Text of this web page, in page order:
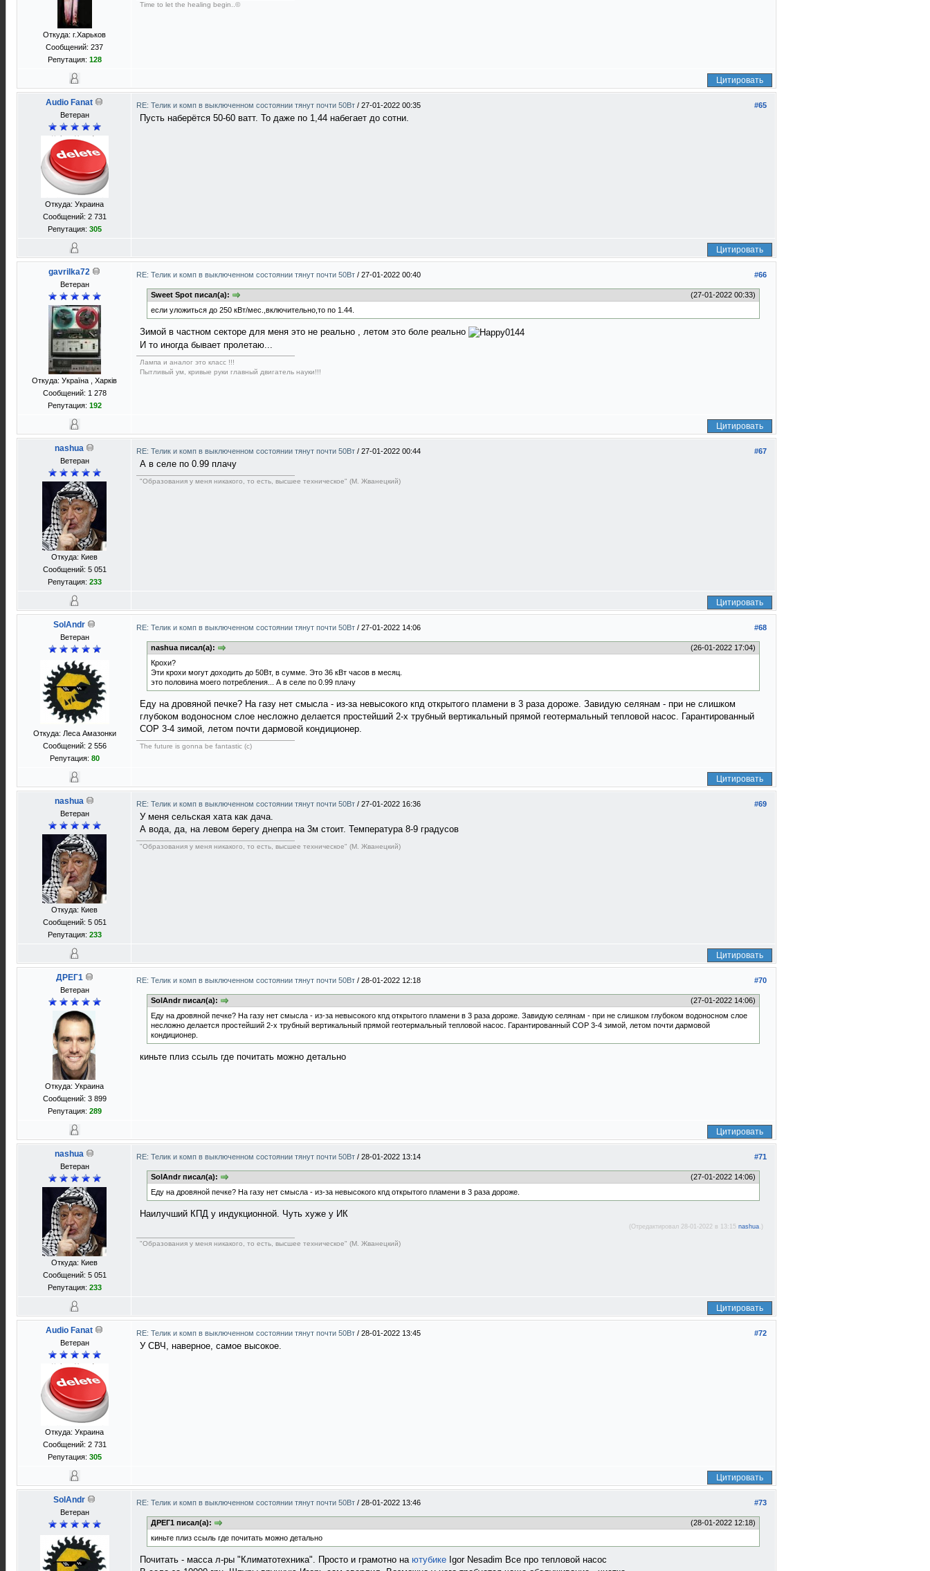
Откуда: г.Харьков
Сообщений: 237
Репутация: 128
Time to let the healing begin..©
Цитировать
Audio Fanat
Ветеран
Откуда: Украина
Сообщений: 2 731
Репутация: 305
#65
RE: Телик и комп в выключенном состоянии тянут почти 50Вт / 27-01-2022 00:35
Пусть наберётся 50-60 ватт. То даже по 1,44 набегает до сотни.
Цитировать
gavrilka72
Ветеран
Откуда: Україна , Харків
Сообщений: 1 278
Репутация: 192
#66
RE: Телик и комп в выключенном состоянии тянут почти 50Вт / 27-01-2022 00:40
(27-01-2022 00:33)
Sweet Spot писал(а):
если уложиться до 250 кВт/мес.,включительно,то по 1.44.
Зимой в частном секторе для меня это не реально , летом это боле реально
И то иногда бывает пролетаю...
Лампа и аналог это класс !!!
Пытливый ум, кривые руки главный двигатель науки!!!
Цитировать
nashua
Ветеран
Откуда: Киев
Сообщений: 5 051
Репутация: 233
#67
RE: Телик и комп в выключенном состоянии тянут почти 50Вт / 27-01-2022 00:44
А в селе по 0.99 плачу
"Образования у меня никакого, то есть, высшее техническое" (М. Жванецкий)
Цитировать
SolAndr
Ветеран
Откуда: Леса Амазонки
Сообщений: 2 556
Репутация: 80
#68
RE: Телик и комп в выключенном состоянии тянут почти 50Вт / 27-01-2022 14:06
(26-01-2022 17:04)
nashua писал(а):
Крохи?
Эти крохи могут доходить до 50Вт, в сумме. Это 36 кВт часов в месяц.
это половина моего потребления... А в селе по 0.99 плачу
Еду на дровяной печке? На газу нет смысла - из-за невысокого кпд открытого пламени в 3 раза дороже. Завидую селянам - при не слишком
глубоком водоносном слое несложно делается простейший 2-х трубный вертикальный прямой геотермальный тепловой насос. Гарантированный
COP 3-4 зимой, летом почти дармовой кондиционер.
The future is gonna be fantastic (c)
Цитировать
nashua
Ветеран
Откуда: Киев
Сообщений: 5 051
Репутация: 233
#69
RE: Телик и комп в выключенном состоянии тянут почти 50Вт / 27-01-2022 16:36
У меня сельская хата как дача.
А вода, да, на левом берегу днепра на 3м стоит. Температура 8-9 градусов
"Образования у меня никакого, то есть, высшее техническое" (М. Жванецкий)
Цитировать
ДРЕГ1
Bетеран
Откуда: Украина
Сообщений: 3 899
Репутация: 289
#70
RE: Телик и комп в выключенном состоянии тянут почти 50Вт / 28-01-2022 12:18
(27-01-2022 14:06)
SolAndr писал(а):
Еду на дровяной печке? На газу нет смысла - из-за невысокого кпд открытого пламени в 3 раза дороже. Завидую селянам - при не слишком глубоком водоносном слое
несложно делается простейший 2-х трубный вертикальный прямой геотермальный тепловой насос. Гарантированный COP 3-4 зимой, летом почти дармовой
кондиционер.
киньте плиз ссыль где почитать можно детально
Цитировать
nashua
Ветеран
Откуда: Киев
Сообщений: 5 051
Репутация: 233
#71
RE: Телик и комп в выключенном состоянии тянут почти 50Вт / 28-01-2022 13:14
(27-01-2022 14:06)
SolAndr писал(а):
Еду на дровяной печке? На газу нет смысла - из-за невысокого кпд открытого пламени в 3 раза дороже.
Наилучший КПД у индукционной. Чуть хуже у ИК
(Отредактировал 28-01-2022 в 13:15 nashua.)
"Образования у меня никакого, то есть, высшее техническое" (М. Жванецкий)
Цитировать
Audio Fanat
Ветеран
Откуда: Украина
Сообщений: 2 731
Репутация: 305
#72
RE: Телик и комп в выключенном состоянии тянут почти 50Вт / 28-01-2022 13:45
У СВЧ, наверное, самое высокое.
Цитировать
SolAndr
Ветеран
#73
RE: Телик и комп в выключенном состоянии тянут почти 50Вт / 28-01-2022 13:46
(28-01-2022 12:18)
ДРЕГ1 писал(а):
киньте плиз ссыль где почитать можно детально
Почитать - масса л-ры "Климатотехника". Просто и грамотно на ютубике Igor Nesadim Все про тепловой насос